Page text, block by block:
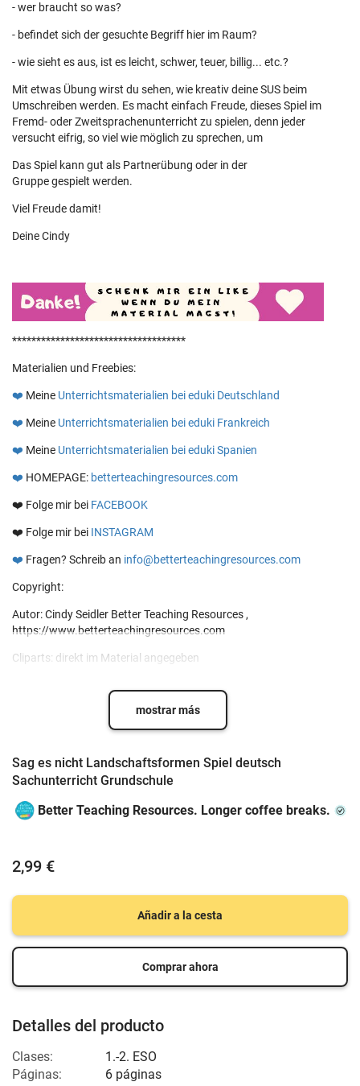
- wer braucht so was?
- befindet sich der gesuchte Begriff hier im Raum?
- wie sieht es aus, ist es leicht, schwer, teuer, billig... etc.?
Mit etwas Übung wirst du sehen, wie kreativ deine SUS beim
Umschreiben werden. Es macht einfach Freude, dieses Spiel im
Fremd- oder Zweitsprachenunterricht zu spielen, denn jeder
versucht eifrig, so viel wie möglich zu sprechen, um
Das Spiel kann gut als Partnerübung oder in der
Gruppe gespielt werden.
Viel Freude damit!
Deine Cindy
************************************
Materialien und Freebies:
❤️ Meine Unterrichtsmaterialien bei eduki Deutschland
❤️ Meine Unterrichtsmaterialien bei eduki Frankreich
❤️ Meine Unterrichtsmaterialien bei eduki Spanien
❤️ HOMEPAGE: betterteachingresources.com
❤️ Folge mir bei FACEBOOK
❤️ Folge mir bei INSTAGRAM
❤️ Fragen? Schreib an info@betterteachingresources.com
Copyright:
Autor: Cindy Seidler Better Teaching Resources ,
https://www.betterteachingresources.com
Cliparts: direkt im Material angegeben
mostrar más
Sag es nicht Landschaftsformen Spiel deutsch
Sachunterricht Grundschule
Better Teaching Resources. Longer coffee breaks.
2,99 €
Añadir a la cesta
Comprar ahora
Detalles del producto
Clases:
1.-2. ESO
Páginas:
6 páginas